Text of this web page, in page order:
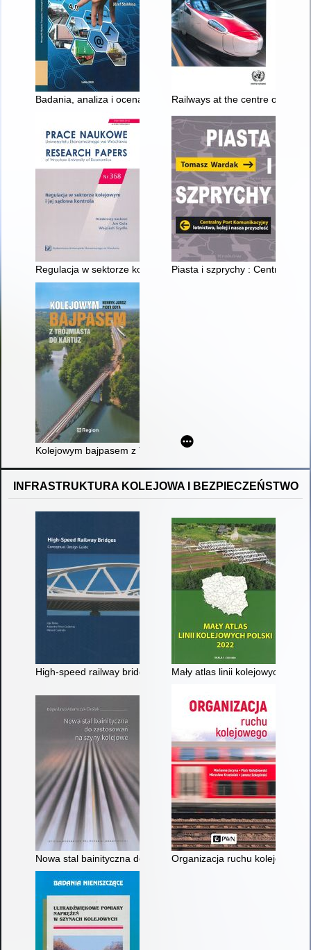
Badania, analiza i ocena uwarunkowań techniczno-
Railways at the centre of a
Regulacja w sektorze kolejowym i jej sądowa kontrola
Piasta i szprychy : Centralny
Kolejowym bajpasem z Trójmiasta do Kartuz
INFRASTRUKTURA KOLEJOWA I BEZPIECZEŃSTWO
High-speed railway bridges : conceptual design guide
Mały atlas linii kolejowych
Nowa stal bainityczna do zastosowań na szyny kolejowe
Organizacja ruchu kolejowego